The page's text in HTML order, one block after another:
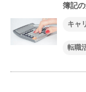
簿記
キャ
転職